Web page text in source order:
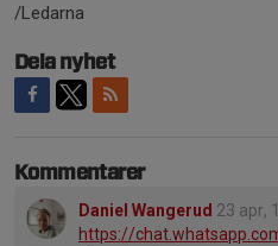
/Ledarna
Dela nyhet
Kommentarer
Daniel Wangerud 23 apr,
https://